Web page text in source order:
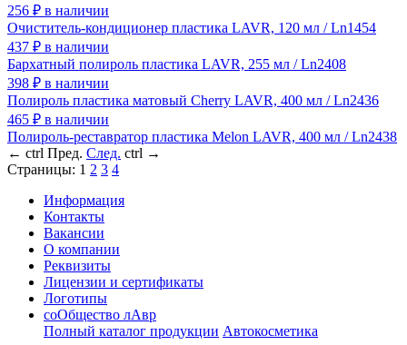
256 ₽ в наличии
Очиститель-кондиционер пластика LAVR, 120 мл / Ln1454
437 ₽ в наличии
Бархатный полироль пластика LAVR, 255 мл / Ln2408
398 ₽ в наличии
Полироль пластика матовый Cherry LAVR, 400 мл / Ln2436
465 ₽ в наличии
Полироль-реставратор пластика Melon LAVR, 400 мл / Ln2438
← ctrl Пред. След. ctrl →
Страницы: 1 2 3 4
Информация
Контакты
Вакансии
О компании
Реквизиты
Лицензии и сертификаты
Логотипы
соОбщество лАвр
Полный каталог продукции Автокосметика